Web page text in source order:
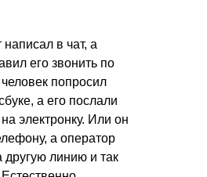
написал в чат, а
его звонить по
попросил
а его послали
электронку. Или он
а оператор
другую линию и так